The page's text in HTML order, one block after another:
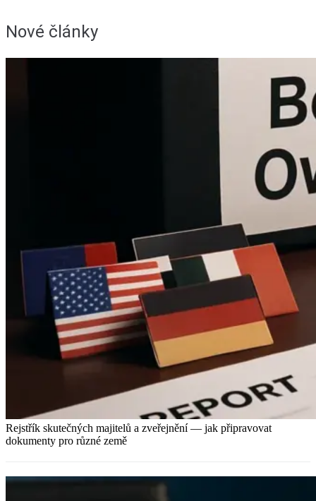
Nové články
Rejstřík skutečných majitelů a zveřejnění — jak připravovat
dokumenty pro různé země